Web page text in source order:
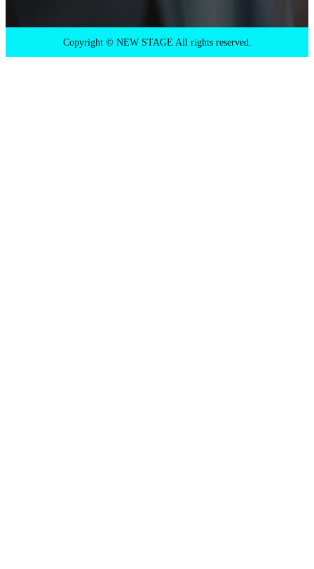
Copyright © NEW STAGE All rights reserved.